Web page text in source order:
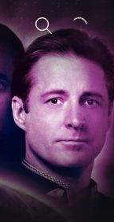
Sök